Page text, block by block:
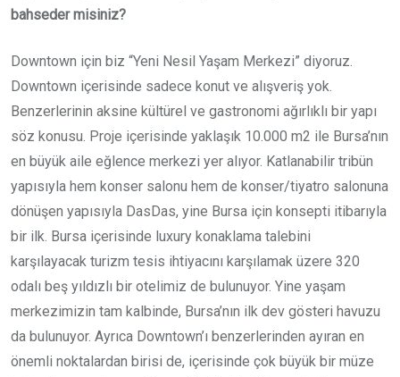
bahseder misiniz?
Downtown için biz “Yeni Nesil Yaşam Merkezi” diyoruz.
Downtown içerisinde sadece konut ve alışveriş yok.
Benzerlerinin aksine kültürel ve gastronomi ağırlıklı bir yapı
söz konusu. Proje içerisinde yaklaşık 10.000 m2 ile Bursa’nın
en büyük aile eğlence merkezi yer alıyor. Katlanabilir tribün
yapısıyla hem konser salonu hem de konser/tiyatro salonuna
dönüşen yapısıyla DasDas, yine Bursa için konsepti itibarıyla
bir ilk. Bursa içerisinde luxury konaklama talebini
karşılayacak turizm tesis ihtiyacını karşılamak üzere 320
odalı beş yıldızlı bir otelimiz de bulunuyor. Yine yaşam
merkezimizin tam kalbinde, Bursa’nın ilk dev gösteri havuzu
da bulunuyor. Ayrıca Downtown’ı benzerlerinden ayıran en
önemli noktalardan birisi de, içerisinde çok büyük bir müze